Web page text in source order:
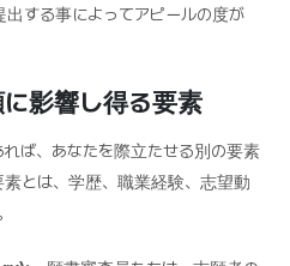
する事によってアピールの度が
影響し得る要素
ば、あなたを際立たせる別の要素
素とは、学歴、職業経験、志望動